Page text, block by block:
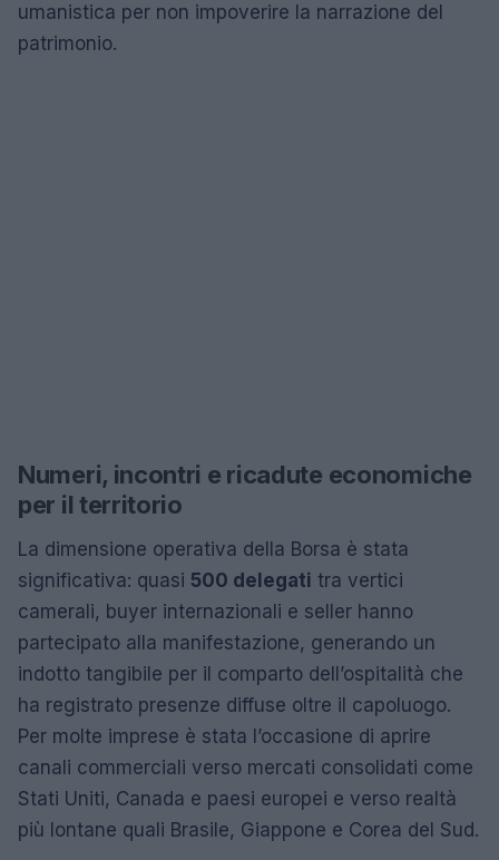
umanistica per non impoverire la narrazione del
patrimonio.
Numeri, incontri e ricadute economiche
per il territorio
La dimensione operativa della Borsa è stata
significativa: quasi 500 delegati tra vertici
camerali, buyer internazionali e seller hanno
partecipato alla manifestazione, generando un
indotto tangibile per il comparto dell’ospitalità che
ha registrato presenze diffuse oltre il capoluogo.
Per molte imprese è stata l’occasione di aprire
canali commerciali verso mercati consolidati come
Stati Uniti, Canada e paesi europei e verso realtà
più lontane quali Brasile, Giappone e Corea del Sud.